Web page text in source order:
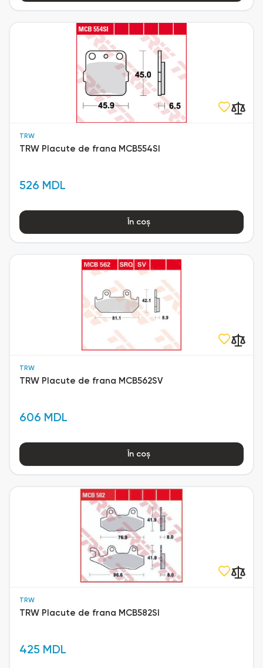
TRW
TRW Placute de frana MCB554SI
526 MDL
În coș
TRW
TRW Placute de frana MCB562SV
606 MDL
În coș
TRW
TRW Placute de frana MCB582SI
425 MDL